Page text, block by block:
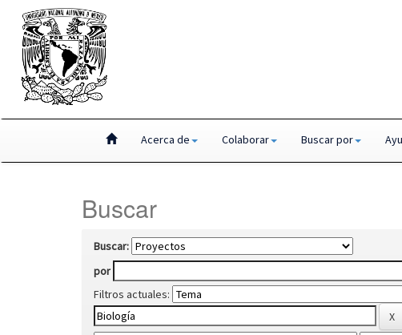
Acerca de Colaborar Buscar por
Buscar
Buscar:
por
Filtros actuales: